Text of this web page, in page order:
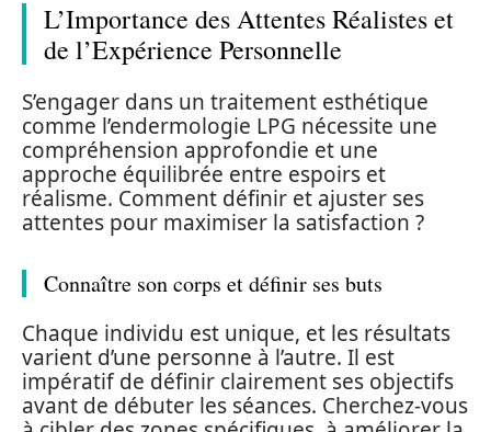
L’Importance des Attentes Réalistes et
de l’Expérience Personnelle
S’engager dans un traitement esthétique
comme l’endermologie LPG nécessite une
compréhension approfondie et une
approche équilibrée entre espoirs et
réalisme. Comment définir et ajuster ses
attentes pour maximiser la satisfaction ?
Connaître son corps et définir ses buts
Chaque individu est unique, et les résultats
varient d’une personne à l’autre. Il est
impératif de définir clairement ses objectifs
avant de débuter les séances. Cherchez-vous